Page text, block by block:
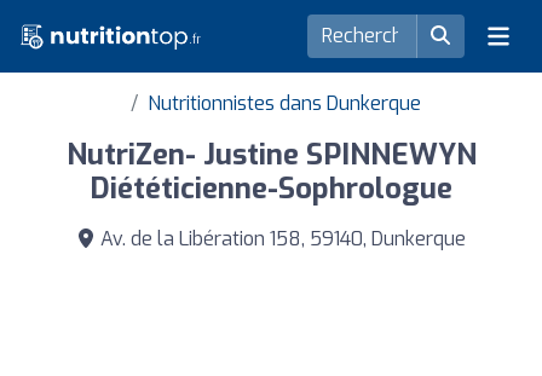
Nutritionnistes dans Dunkerque
NutriZen- Justine SPINNEWYN
Diététicienne-Sophrologue
Av. de la Libération 158, 59140, Dunkerque